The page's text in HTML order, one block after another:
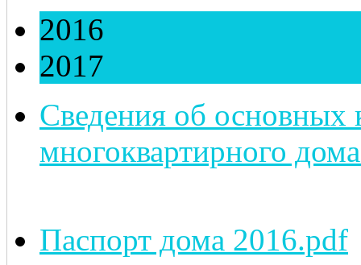
2016
2017
Сведения об основных
многоквартирного
Паспорт дома 2016.pdf